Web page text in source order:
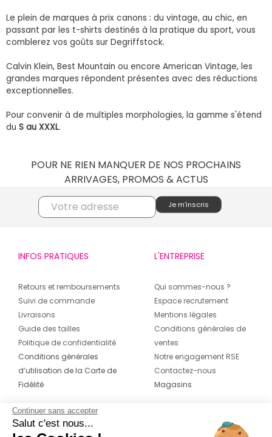
Le plein de marques à prix canons : du vintage, au chic, en
passant par les t-shirts destinés à la pratique du sport, vous
comblerez vos goûts sur Degriffstock.
Calvin Klein, Best Mountain ou encore American Vintage, les
grandes marques répondent présentes avec des réductions
exceptionnelles.
Pour convenir à de multiples morphologies, la gamme s'étend
du S au XXXL.
POUR NE RIEN MANQUER DE NOS PROCHAINS
ARRIVAGES, PROMOS & ACTUS
INFOS PRATIQUES
Retours et remboursements
Suivi de commande
Livraisons
Guide des tailles
Politique de confidentialité
Conditions générales
d’utilisation de la Carte de
Fidélité
L'ENTREPRISE
Qui sommes-nous ?
Espace recrutement
Mentions légales
Conditions générales de
ventes
Notre engagement RSE
Contactez-nous
Magasins
CONTACT
Continuer sans accepter
Salut c'est nous...